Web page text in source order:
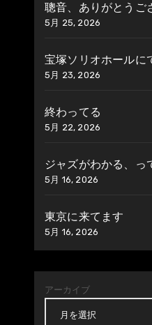
聰音、ありがとうご
5月 25, 2026
宝塚ソリオホールに
5月 23, 2026
終わってる
5月 22, 2026
ジャズがわかる、っ
5月 16, 2026
東京に来てます
5月 16, 2026
アーカイブ